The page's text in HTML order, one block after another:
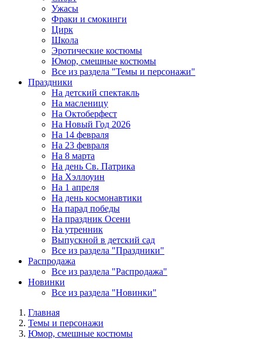
Ужасы
Фраки и смокинги
Цирк
Школа
Эротические костюмы
Юмор, смешные костюмы
Все из раздела "Темы и персонажи"
Праздники
На детский спектакль
На масленицу
На Октоберфест
На Новый Год 2026
На 14 февраля
На 23 февраля
На 8 марта
На день Св. Патрика
На Хэллоуин
На 1 апреля
На день космонавтики
На парад победы
На праздник Осени
На утренник
Выпускной в детский сад
Все из раздела "Праздники"
Распродажа
Все из раздела "Распродажа"
Новинки
Все из раздела "Новинки"
Главная
Темы и персонажи
Юмор, смешные костюмы